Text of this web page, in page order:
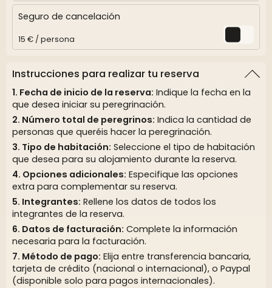
Seguro de cancelación
15 € / persona
Instrucciones para realizar tu reserva
Fecha de inicio de la reserva: Indique la fecha en la
que desea iniciar su peregrinación.
Número total de peregrinos: Indica la cantidad de
personas que queréis hacer la peregrinación.
Tipo de habitación: Seleccione el tipo de habitación
que desea para su alojamiento durante la reserva.
Opciones adicionales: Especifique las opciones
extra para complementar su reserva.
Integrantes: Rellene los datos de todos los
integrantes de la reserva.
Datos de facturación: Complete la información
necesaria para la facturación.
Método de pago: Elija entre transferencia bancaria,
tarjeta de crédito (nacional o internacional), o Paypal
(disponible solo para pagos internacionales).